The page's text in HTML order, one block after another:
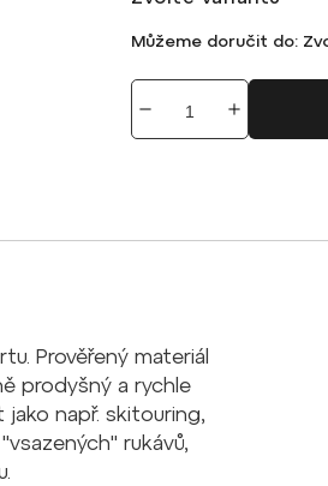
Můžeme doručit do:
Prověřený materiál
prodyšný a rychle
např. skitouring,
rukávů,